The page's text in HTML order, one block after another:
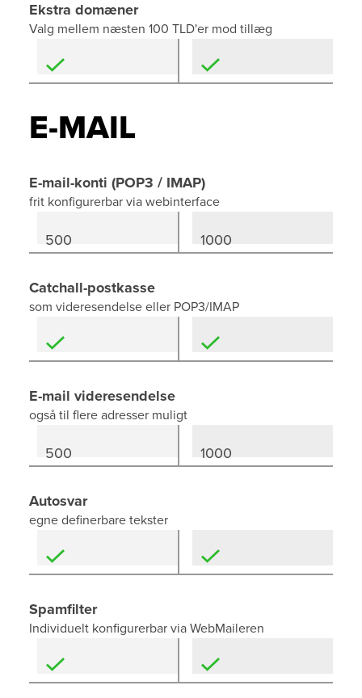
Ekstra domæner
Valg mellem næsten 100 TLD'er mod tillæg
E-MAIL
E-mail-konti (POP3 / IMAP)
frit konfigurerbar via webinterface
500 1000
Catchall-postkasse
som videresendelse eller POP3/IMAP
E-mail videresendelse
også til flere adresser muligt
500 1000
Autosvar
egne definerbare tekster
Spamfilter
Individuelt konfigurerbar via WebMaileren